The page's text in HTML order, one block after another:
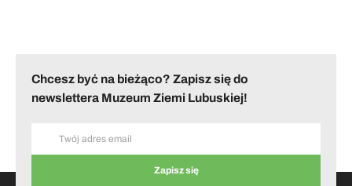
Chcesz być na bieżąco? Zapisz się do
newslettera Muzeum Ziemi Lubuskiej!